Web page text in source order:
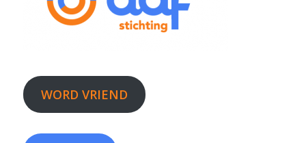
WORD VRIEND